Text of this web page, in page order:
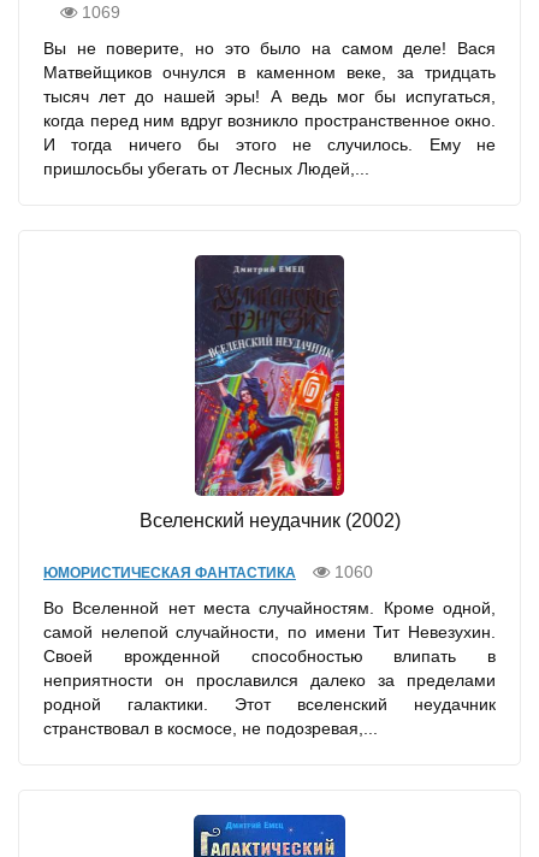
1069
Вы не поверите, но это было на самом деле! Вася
Матвейщиков очнулся в каменном веке, за тридцать
тысяч лет до нашей эры! А ведь мог бы испугаться,
когда перед ним вдруг возникло пространственное окно.
И тогда ничего бы этого не случилось. Ему не
пришлосьбы убегать от Лесных Людей,...
Вселенский неудачник (2002)
ЮМОРИСТИЧЕСКАЯ ФАНТАСТИКА
1060
Во Вселенной нет места случайностям. Кроме одной,
самой нелепой случайности, по имени Тит Невезухин.
Своей врожденной способностью влипать в
неприятности он прославился далеко за пределами
родной галактики. Этот вселенский неудачник
странствовал в космосе, не подозревая,...